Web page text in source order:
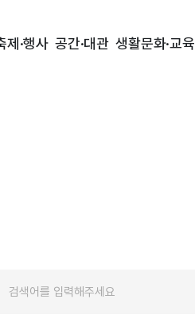
제·행사 공간·대관 생활문화·교육